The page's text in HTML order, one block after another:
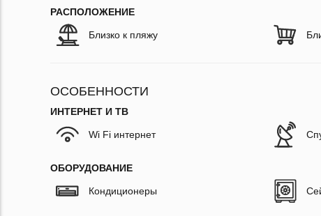
РАСПОЛОЖЕНИЕ
Близко к пляжу
ОСОБЕННОСТИ
ИНТЕРНЕТ И ТВ
Wi Fi интернет
ОБОРУДОВАНИЕ
Кондиционеры